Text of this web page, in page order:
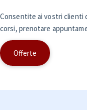
Consentite ai vostri clienti
corsi, prenotare
Offerte